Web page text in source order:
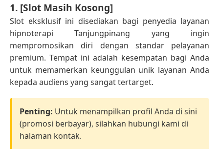
1. [Slot Masih Kosong]
Slot eksklusif ini disediakan bagi penyedia layanan
hipnoterapi Tanjungpinang yang ingin
mempromosikan diri dengan standar pelayanan
premium. Tempat ini adalah kesempatan bagi Anda
untuk memamerkan keunggulan unik layanan Anda
kepada audiens yang sangat tertarget.
Penting: Untuk menampilkan profil Anda di sini
(promosi berbayar), silahkan hubungi kami di
halaman kontak.